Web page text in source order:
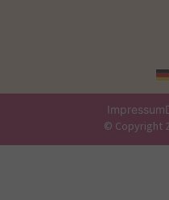
Impressum
© Copyright